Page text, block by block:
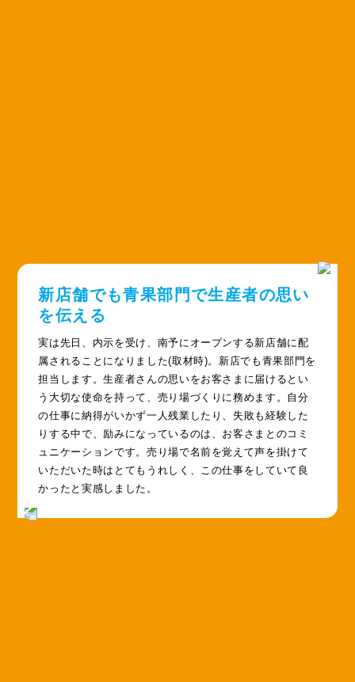
新店舗でも青果部門で生産者の思い
を伝える
実は先日、内示を受け、南予にオープンする新店舗に配
属されることになりました(取材時)。新店でも青果部門を
担当します。生産者さんの思いをお客さまに届けるとい
う大切な使命を持って、売り場づくりに務めます。自分
の仕事に納得がいかず一人残業したり、失敗も経験した
りする中で、励みになっているのは、お客さまとのコミ
ュニケーションです。売り場で名前を覚えて声を掛けて
いただいた時はとてもうれしく、この仕事をしていて良
かったと実感しました。